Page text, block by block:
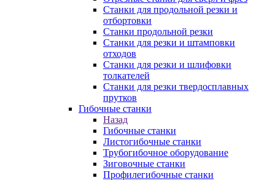
Станки для продольной резки и
отбортовки
Станки продольной резки
Станки для резки и штамповки
отходов
Станки для резки и шлифовки
толкателей
Станки для резки твердосплавных
прутков
Гибочные станки
Назад
Гибочные станки
Листогибочные станки
Трубогибочное оборудование
Зиговочные станки
Профилегибочные станки